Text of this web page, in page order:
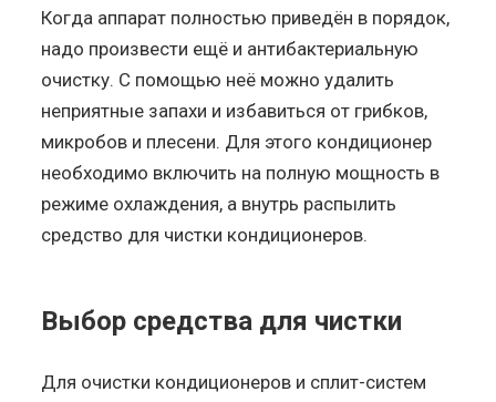
Когда аппарат полностью приведён в порядок,
надо произвести ещё и антибактериальную
очистку. С помощью неё можно удалить
неприятные запахи и избавиться от грибков,
микробов и плесени. Для этого кондиционер
необходимо включить на полную мощность в
режиме охлаждения, а внутрь распылить
средство для чистки кондиционеров.
Выбор средства для чистки
Для очистки кондиционеров и сплит-систем